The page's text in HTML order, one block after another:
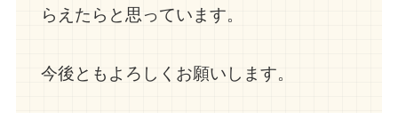
らえたらと思っています。
今後ともよろしくお願いします。